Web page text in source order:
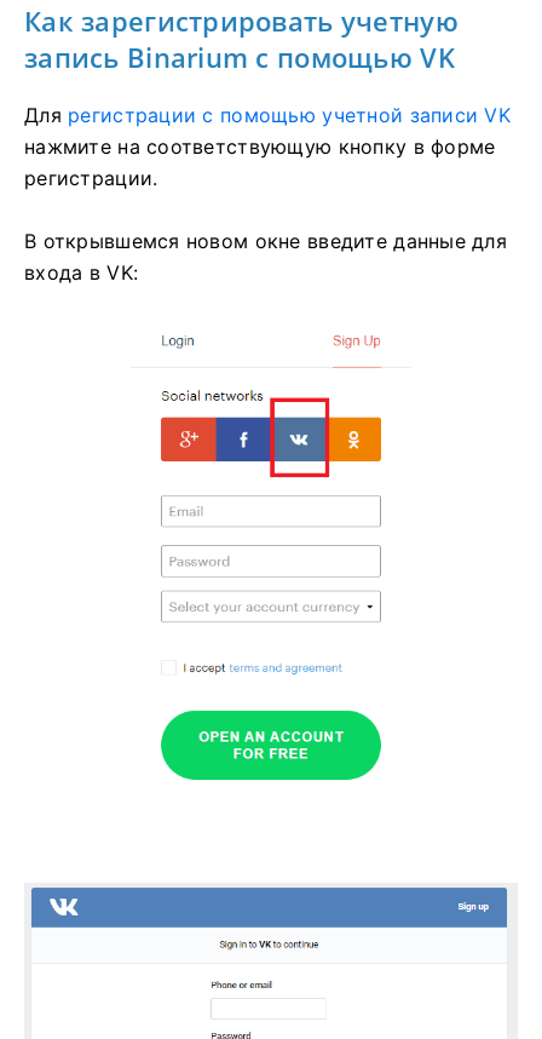
Как зарегистрировать учетную
запись Binarium с помощью VK
Для регистрации с помощью учетной записи VK
нажмите на соответствующую кнопку в форме
регистрации.
В открывшемся новом окне введите данные для
входа в VK: